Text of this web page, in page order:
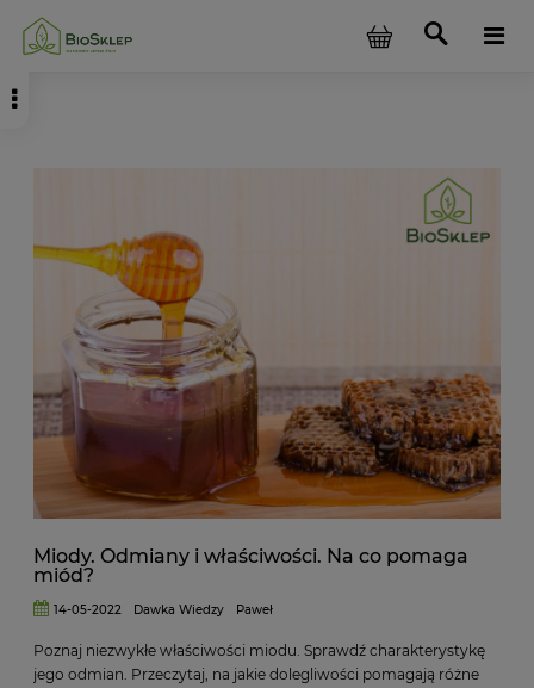
Miody. Odmiany i właściwości. Na co pomaga
miód?
14-05-2022 Dawka Wiedzy Paweł
Poznaj niezwykłe właściwości miodu. Sprawdź charakterystykę
jego odmian. Przeczytaj, na jakie dolegliwości pomagają różne